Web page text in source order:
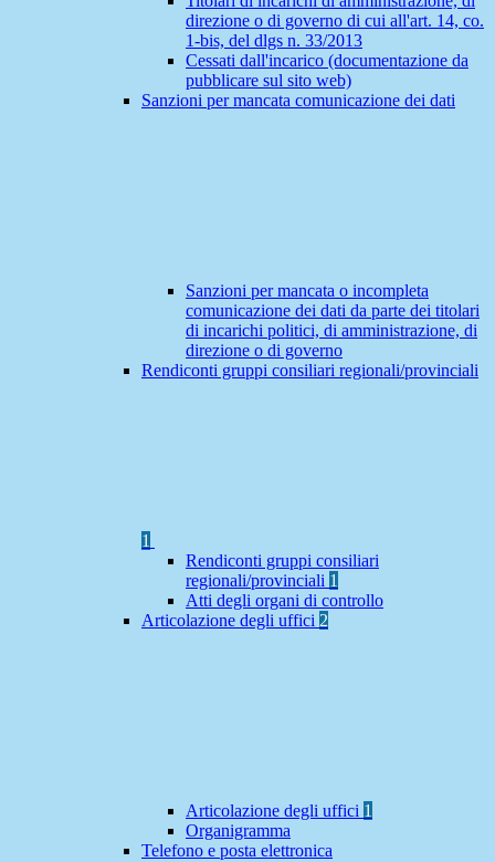
direzione o di governo di cui all'art. 14, co.
1-bis, del dlgs n. 33/2013
Cessati dall'incarico (documentazione da
pubblicare sul sito web)
Sanzioni per mancata comunicazione dei dati
Sanzioni per mancata o incompleta
comunicazione dei dati da parte dei titolari
di incarichi politici, di amministrazione, di
direzione o di governo
Rendiconti gruppi consiliari regionali/provinciali
1
Rendiconti gruppi consiliari
regionali/provinciali 1
Atti degli organi di controllo
Articolazione degli uffici 2
Articolazione degli uffici 1
Organigramma
Telefono e posta elettronica